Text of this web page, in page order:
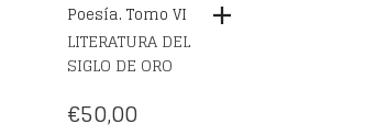
Poesía. Tomo VI
LITERATURA DEL
SIGLO DE ORO
€50,00